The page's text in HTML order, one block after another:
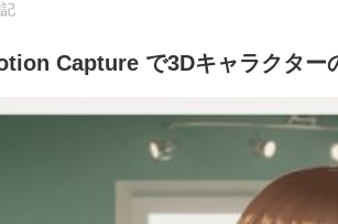
Capture で3Dキャラクター